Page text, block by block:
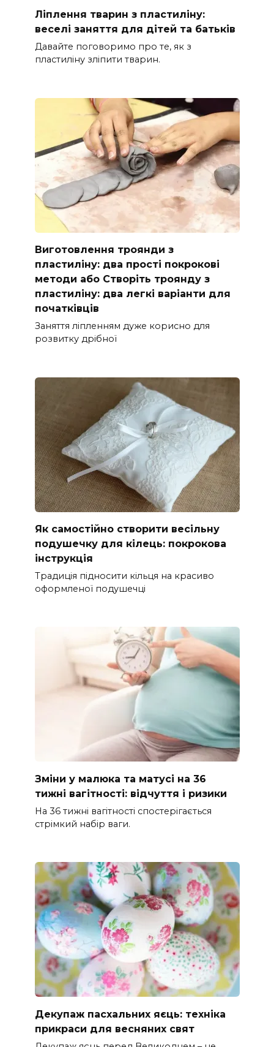
Ліплення тварин з пластиліну:
веселі заняття для дітей та батьків
Давайте поговоримо про те, як з
пластиліну зліпити тварин.
Виготовлення троянди з
пластиліну: два прості покрокові
методи або Створіть троянду з
пластиліну: два легкі варіанти для
початківців
Заняття ліпленням дуже корисно для
розвитку дрібної
Як самостійно створити весільну
подушечку для кілець: покрокова
інструкція
Традиція підносити кільця на красиво
оформленої подушечці
Зміни у малюка та матусі на 36
тижні вагітності: відчуття і ризики
На 36 тижні вагітності спостерігається
стрімкий набір ваги.
Декупаж пасхальних яєць: техніка
прикраси для весняних свят